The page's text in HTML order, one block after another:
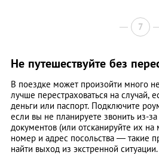
7
Не путешествуйте без
В поездке может произойти много
лучше перестраховаться на случай,
деньги или паспорт. Подключите
если вы не планируете звонить из-
документов (или отсканируйте их
номер и адрес посольства — такие
найти выход из экстренной ситуации.